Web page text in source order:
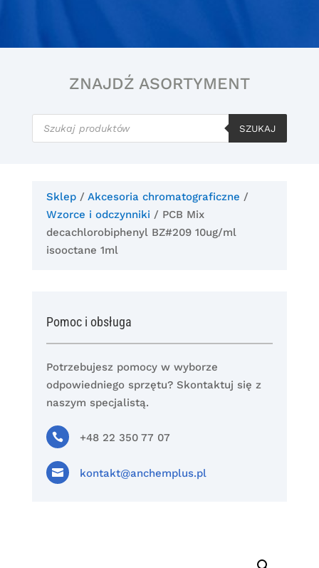
ZNAJDŹ ASORTYMENT
Wyszukiwarka
produktów
SZUKAJ
Sklep/ Akcesoria chromatograficzne /
Wzorce i odczynniki / PCB Mix
decachlorobiphenyl BZ#209 10ug/ml
isooctane 1ml
Pomoc i obsługa
Potrzebujesz pomocy w wyborze
odpowiedniego sprzętu? Skontaktuj się z
naszym specjalistą.
 +48 22 350 77 07
 kontakt@anchemplus.pl